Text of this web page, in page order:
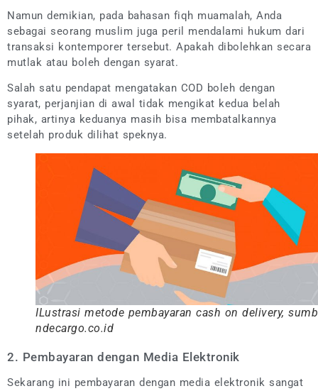
Namun demikian, pada bahasan fiqh muamalah, Anda
sebagai seorang muslim juga peril mendalami hukum dari
transaksi kontemporer tersebut. Apakah dibolehkan secara
mutlak atau boleh dengan syarat.
Salah satu pendapat mengatakan COD boleh dengan
syarat, perjanjian di awal tidak mengikat kedua belah
pihak, artinya keduanya masih bisa membatalkannya
setelah produk dilihat speknya.
ILustrasi metode pembayaran cash on delivery,
ndecargo.co.id
2. Pembayaran dengan Media Elektronik
Sekarang ini pembayaran dengan media elektronik sangat